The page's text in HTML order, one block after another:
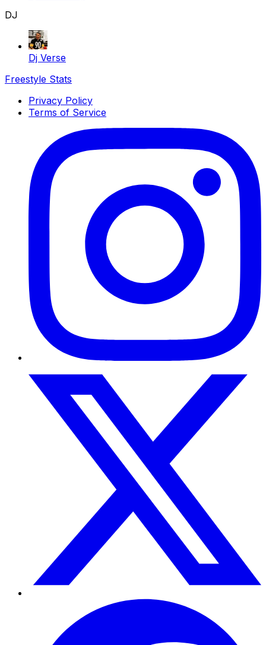
DJ
Dj Verse
Freestyle Stats
Privacy Policy
Terms of Service